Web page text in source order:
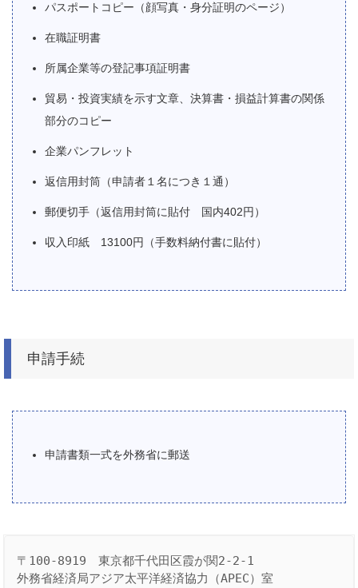
パスポートコピー（顔写真・身分証明のページ）
在職証明書
所属企業等の登記事項証明書
貿易・投資実績を示す文章、決算書・損益計算書の関係
部分のコピー
企業パンフレット
返信用封筒（申請者１名につき１通）
郵便切手（返信用封筒に貼付 国内402円）
収入印紙 13100円（手数料納付書に貼付）
申請手続
申請書類一式を外務省に郵送
〒100-8919　東京都千代田区霞が関2-2-1
外務省経済局アジア太平洋経済協力（APEC）室